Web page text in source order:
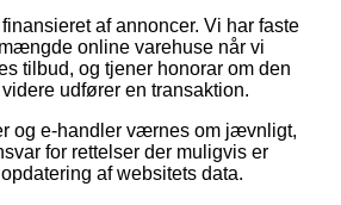
af annoncer. Vi har faste
online varehuse når vi
tilbud, og tjener honorar om den
udfører en transaktion.
og e-handler værnes om jævnligt,
for rettelser der muligvis er
af websitets data.